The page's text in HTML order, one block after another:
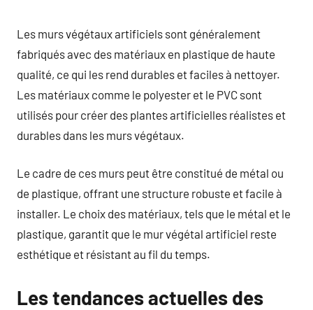
Les murs végétaux artificiels sont généralement
fabriqués avec des matériaux en plastique de haute
qualité, ce qui les rend durables et faciles à nettoyer.
Les matériaux comme le polyester et le PVC sont
utilisés pour créer des plantes artificielles réalistes et
durables dans les murs végétaux.
Le cadre de ces murs peut être constitué de métal ou
de plastique, offrant une structure robuste et facile à
installer. Le choix des matériaux, tels que le métal et le
plastique, garantit que le mur végétal artificiel reste
esthétique et résistant au fil du temps.
Les tendances actuelles des